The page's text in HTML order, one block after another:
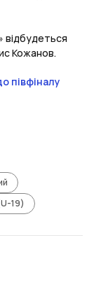
відбудеться
Кожанов.
півфіналу
19)